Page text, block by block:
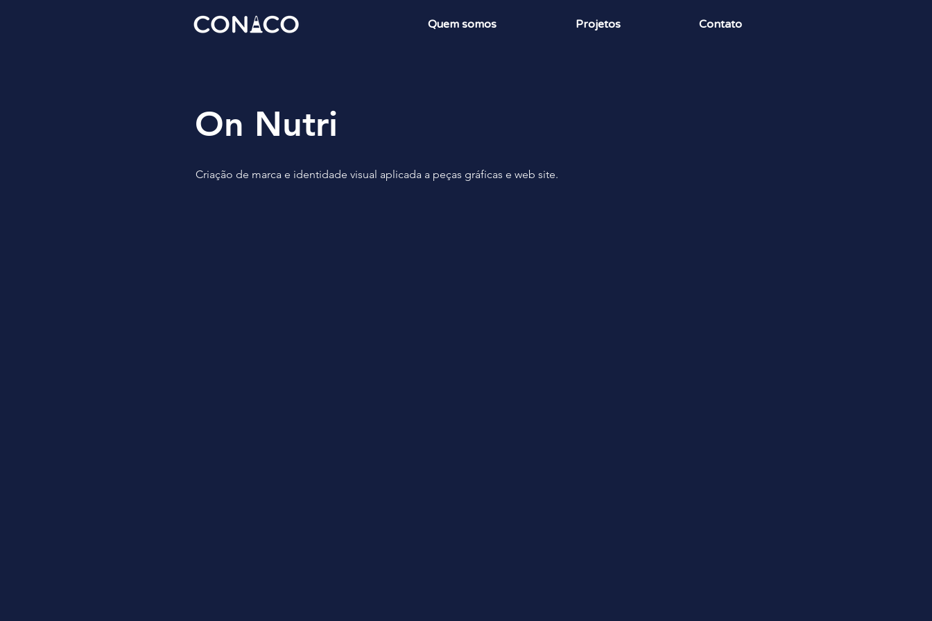
Quem somos Projetos Contato
On Nutri
Criação de marca e identidade visual aplicada a peças gráficas e web site.